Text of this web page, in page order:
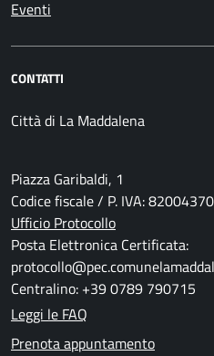
Eventi
CONTATTI
Città di La Maddalena
Piazza Garibaldi, 1
Codice fiscale / P. IVA:
Ufficio Protocollo
Posta Elettronica Certificata:
Centralino: +39 0789 790715
Leggi le FAQ
Prenota appuntamento